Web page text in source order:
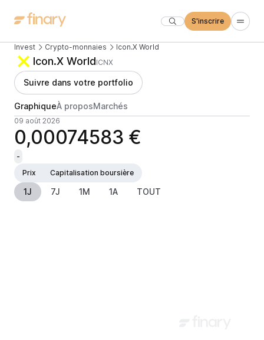
S'inscrire
Invest Crypto-monnaies Icon.X World
Icon.X WorldICNX
Suivre dans votre portfolio
GraphiqueÀ proposMarchés
09 août 2026
0,00074583 €
-
Prix
Capitalisation boursière
1J 7J 1M 1A TOUT